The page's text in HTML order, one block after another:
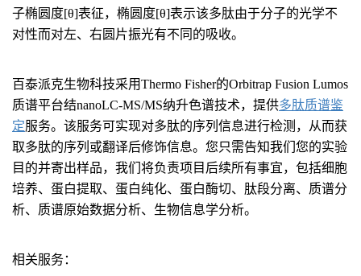
子椭圆度[θ]表征，椭圆度[θ]表示该多肽由于分子的光学不
对性而对左、右圆片振光有不同的吸收。
百泰派克生物科技采用Thermo Fisher的Orbitrap Fusion Lumos
质谱平台结nanoLC-MS/MS纳升色谱技术，提供多肽质谱鉴
定服务。该服务可实现对多肽的序列信息进行检测，从而获
取多肽的序列或翻译后修饰信息。您只需告知我们您的实验
目的并寄出样品，我们将负责项目后续所有事宜，包括细胞
培养、蛋白提取、蛋白纯化、蛋白酶切、肽段分离、质谱分
析、质谱原始数据分析、生物信息学分析。
相关服务：